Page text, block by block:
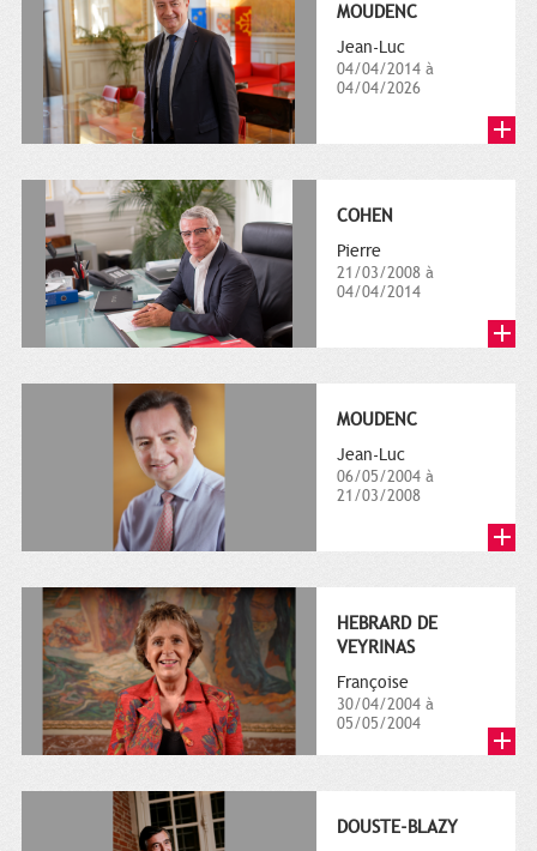
MOUDENC
Jean-Luc
04/04/2014 à
04/04/2026
COHEN
Pierre
21/03/2008 à
04/04/2014
MOUDENC
Jean-Luc
06/05/2004 à
21/03/2008
HEBRARD DE
VEYRINAS
Françoise
30/04/2004 à
05/05/2004
DOUSTE-BLAZY